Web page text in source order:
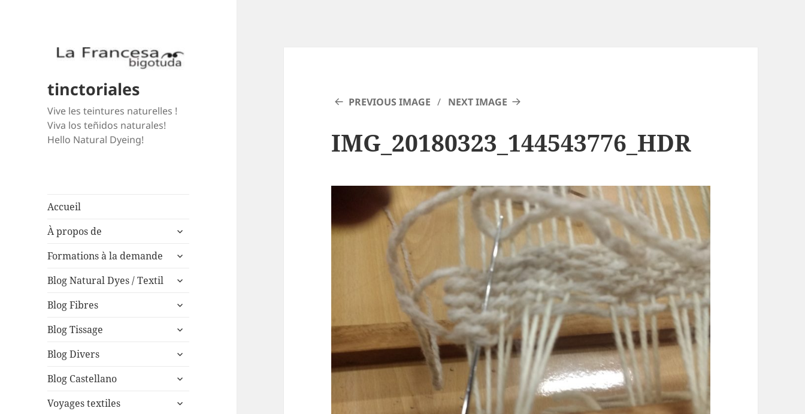
tinctoriales
Vive les teintures naturelles !
Viva los teñidos naturales!
Hello Natural Dyeing!
Accueil
À propos de
expand
menu
Formations à la demande
expand
menu
Blog Natural Dyes / Textil
expand
menu
Blog Fibres
expand
menu
Blog Tissage
expand
menu
Blog Divers
expand
menu
Blog Castellano
expand
menu
Voyages textiles
expand
PREVIOUS IMAGE NEXT IMAGE
IMG_20180323_144543776_HDR